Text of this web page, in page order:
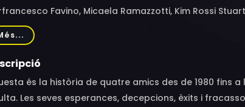
Favino, Micaela Ramazzotti, Kim Rossi
Alma Noce, Francesco Centorame, Andrea
Paola Sotgiu, Fabrizio Nardi, Elisa Visari,
Apicella, Titti Nuzzolese
és la història de quatre amics des de 1980 fins
Les seves esperances, decepcions, èxits i